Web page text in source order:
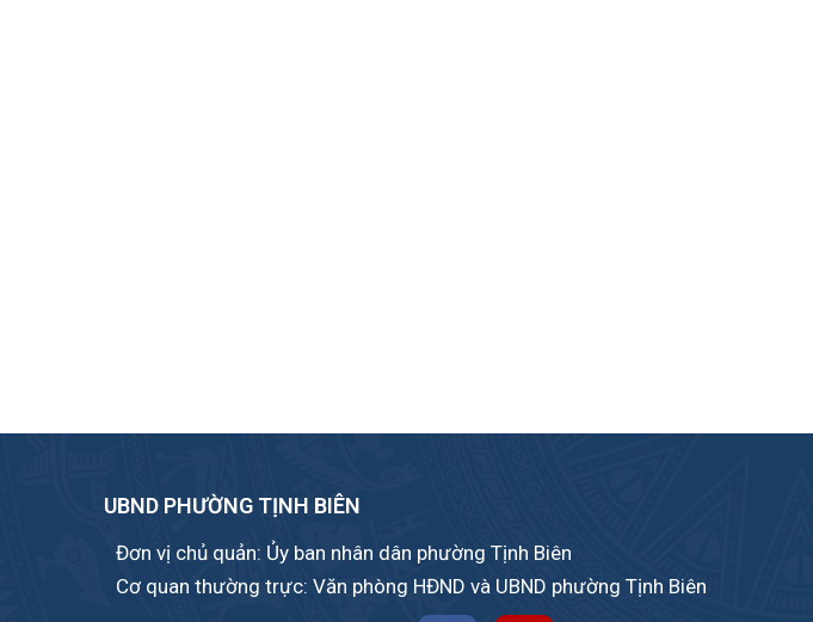
UBND PHƯỜNG TỊNH BIÊN
Đơn vị chủ quản: Ủy ban nhân dân phường Tịnh Biên
Cơ quan thường trực: Văn phòng HĐND và UBND phường Tịnh Biên